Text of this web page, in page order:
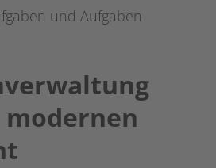
und Aufgaben